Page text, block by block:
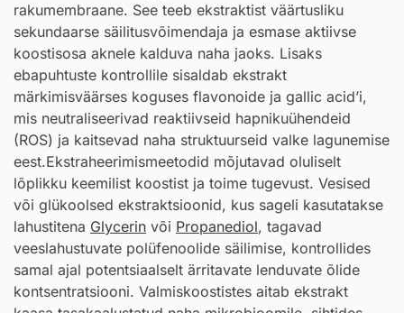
rakumembraane. See teeb ekstraktist väärtusliku
sekundaarse säilitusvõimendaja ja esmase aktiivse
koostisosa aknele kalduva naha jaoks. Lisaks
ebapuhtuste kontrollile sisaldab ekstrakt
märkimisväärses koguses flavonoide ja gallic acid’i,
mis neutraliseerivad reaktiivseid hapnikuühendeid
(ROS) ja kaitsevad naha struktuurseid valke lagunemise
eest.Ekstraheerimismeetodid mõjutavad oluliselt
lõplikku keemilist koostist ja toime tugevust. Vesised
või glükoolsed ekstraktsioonid, kus sageli kasutatakse
lahustitena Glycerin või Propanediol, tagavad
veeslahustuvate polüfenoolide säilimise, kontrollides
samal ajal potentsiaalselt ärritavate lenduvate õlide
kontsentratsiooni. Valmiskoostistes aitab ekstrakt